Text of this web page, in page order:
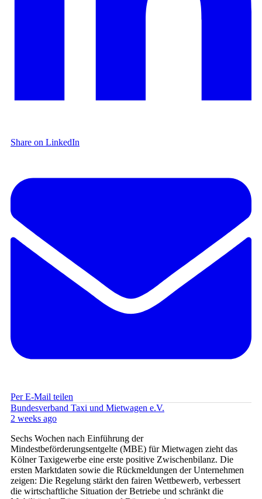
Share on LinkedIn
Per E-Mail teilen
Bundesverband Taxi und Mietwagen e.V.
2 weeks ago
Sechs Wochen nach Einführung der
Mindestbeförderungsentgelte (MBE) für Mietwagen zieht das
Kölner Taxigewerbe eine erste positive Zwischenbilanz. Die
ersten Marktdaten sowie die Rückmeldungen der Unternehmen
zeigen: Die Regelung stärkt den fairen Wettbewerb, verbessert
die wirtschaftliche Situation der Betriebe und schränkt die